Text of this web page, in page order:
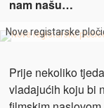
nam našu…
Nove registarske
Prije nekoliko
vladajućih koju bi